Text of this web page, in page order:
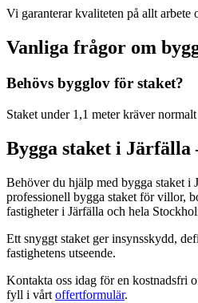
Vi garanterar kvaliteten på allt arbete
Vanliga frågor om
Behövs bygglov för staket?
Staket under 1,1 meter kräver
Bygga staket i Järfälla
Behöver du hjälp med bygga staket i
professionell bygga staket för villor,
fastigheteri Järfälla och hela
Ett snyggt staket ger insynsskydd,
fastighetens utseende.
Kontakta oss idag för en kostnadsfri
fyll i vårt offertformulär.